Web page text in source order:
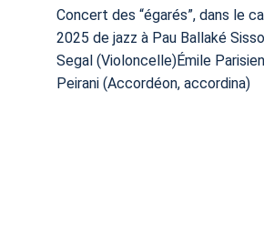
Concert des “égarés”, dans le
2025 de jazz à Pau Ballaké
Segal (Violoncelle)Émile
Peirani (Accordéon, accordina)